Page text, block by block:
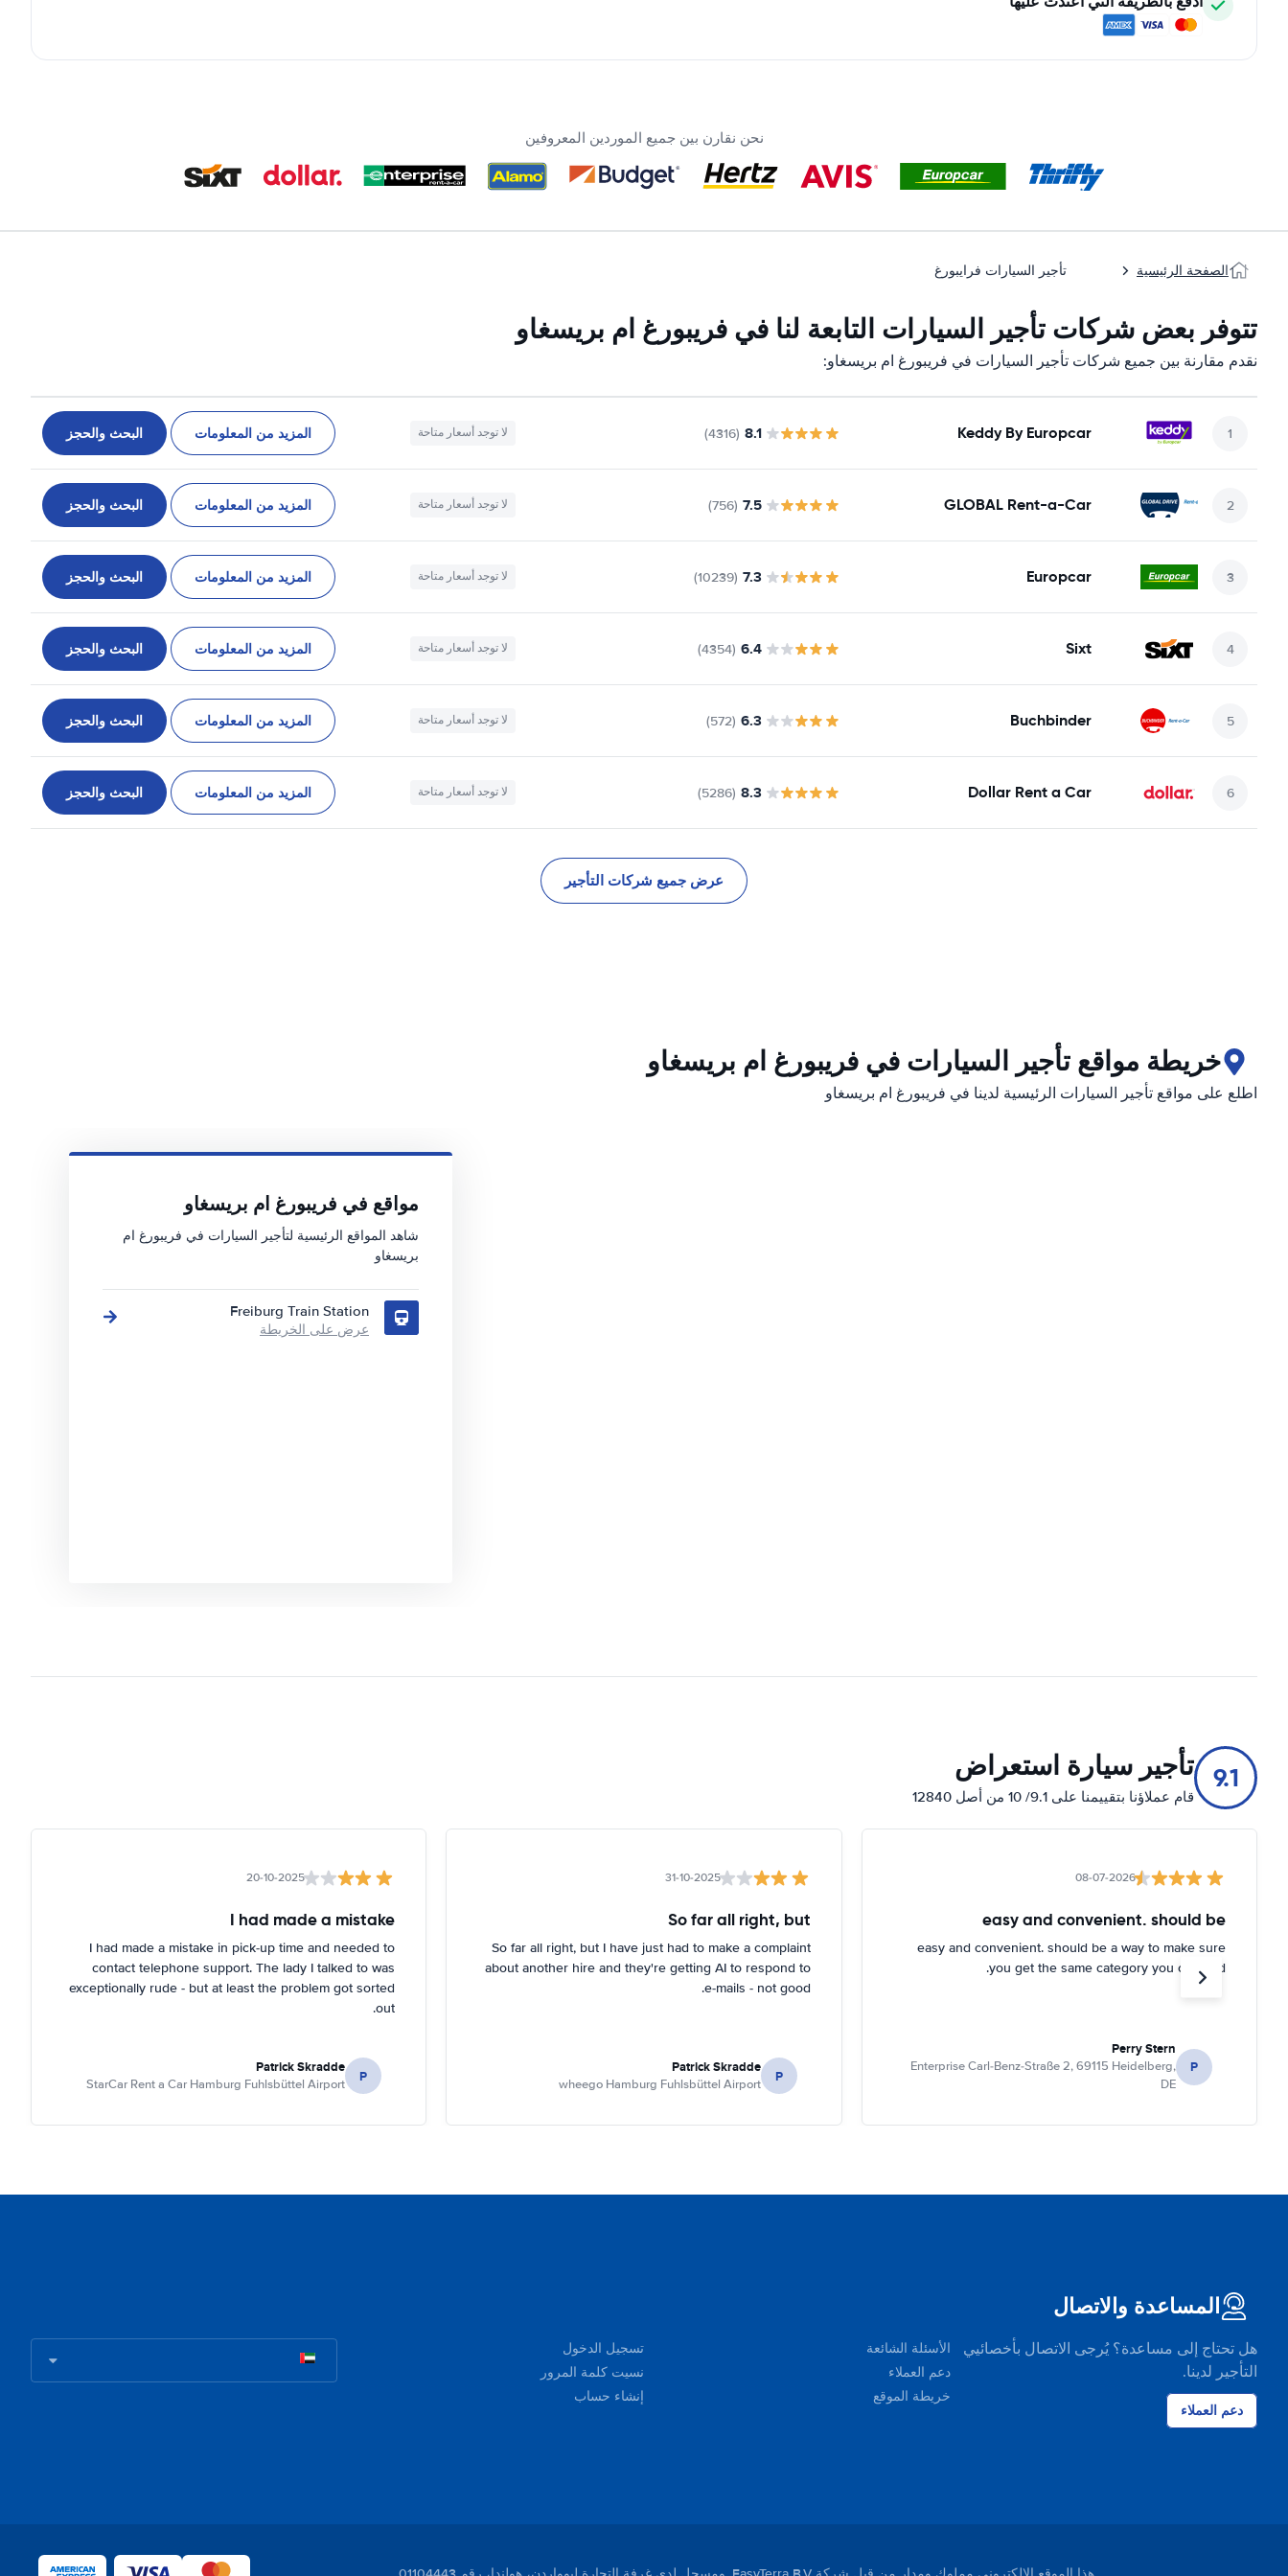
نحن نقارن بين جميع الموردين المعروفين
الصفحة الرئيسية تأجير السيارات فرايبورغ
تتوفر بعض شركات تأجير السيارات التابعة لنا في فريبورغ ام بريسغاو
نقدم مقارنة بين جميع شركات تأجير السيارات في فريبورغ ام بريسغاو:
Keddy By Europcar
8.1
(4316) لا توجد أسعار متاحة المزيد من المعلومات البحث والحجز
GLOBAL Rent-a-Car
7.5
(756) لا توجد أسعار متاحة المزيد من المعلومات البحث والحجز
Europcar
7.3
(10239) لا توجد أسعار متاحة المزيد من المعلومات البحث والحجز
Sixt
6.4
(4354) لا توجد أسعار متاحة المزيد من المعلومات البحث والحجز
Buchbinder
6.3
(572) لا توجد أسعار متاحة المزيد من المعلومات البحث والحجز
Dollar Rent a Car
8.3
(5286) لا توجد أسعار متاحة المزيد من المعلومات البحث والحجز
عرض جميع شركات التأجير
خريطة مواقع تأجير السيارات في فريبورغ ام بريسغاو
اطلع على مواقع تأجير السيارات الرئيسية لدينا في فريبورغ ام بريسغاو
مواقع في فريبورغ ام بريسغاو
شاهد المواقع الرئيسية لتأجير السيارات في فريبورغ ام
بريسغاو
Freiburg Train Station
عرض على الخريطة
9.1 تأجير سيارة استعراض
قام عملاؤنا بتقييمنا على 9.1/ 10 من أصل 12840
08-07-2026
easy and convenient. should be
easy and convenient. should be a way to make sure
you get the same category you ordered.
P
Perry Stern
Enterprise Carl-Benz-Straße 2, 69115 Heidelberg,
DE
31-10-2025
So far all right, but
So far all right, but I have just had to make a complaint
about another hire and they're getting AI to respond to
e-mails - not good.
P
Patrick Skradde
wheego Hamburg Fuhlsbüttel Airport
20-10-2025
I had made a mistake
I had made a mistake in pick-up time and needed to
contact telephone support. The lady I talked to was
exceptionally rude - but at least the problem got sorted
out.
P
Patrick Skradde
StarCar Rent a Car Hamburg Fuhlsbüttel Airport
المساعدة والاتصال
هل تحتاج إلى مساعدة؟ يُرجى الاتصال بأخصائيي
التأجير لدينا.
دعم العملاء
الأسئلة الشائعة
دعم العملاء
خريطة الموقع
تسجيل الدخول
نسيت كلمة المرور
إنشاء حساب